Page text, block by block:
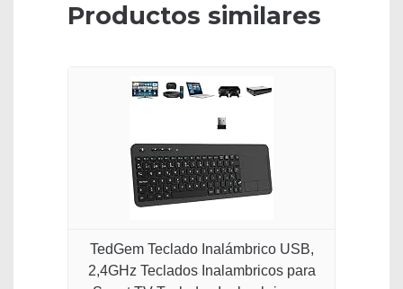
Productos similares
TedGem Teclado Inalámbrico USB,
2,4GHz Teclados Inalambricos para